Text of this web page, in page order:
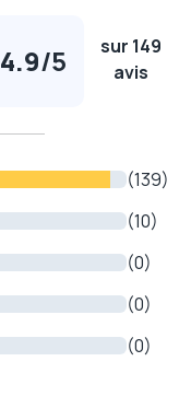
4.9/5
sur 149
avis
(139)
(10)
(0)
(0)
(0)